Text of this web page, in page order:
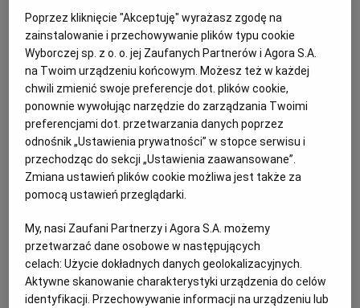
OLSZTYN
OPOLE
PŁOCK
POZNAŃ
RYBNIK
DZIECKO
ZDROWIE
POGODA
PODRÓŻE
FORUM
250 g makaronu, np. orecchiettte lub innego
drobnego makaronu
sól
pół szklanki czarnych oliwek
ząbek czosnku
1/4 papryczki chilli
oliwa
łyżka kaparów
Poprzez kliknięcie "Akceptuję" wyrażasz zgodę na
zainstalowanie i przechowywanie plików typu cookie
Wyborczej sp. z o. o. jej Zaufanych Partnerów i Agora S.A.
na Twoim urządzeniu końcowym. Możesz też w każdej
chwili zmienić swoje preferencje dot. plików cookie,
ponownie wywołując narzędzie do zarządzania Twoimi
preferencjami dot. przetwarzania danych poprzez
odnośnik „Ustawienia prywatności” w stopce serwisu i
przechodząc do sekcji „Ustawienia zaawansowane”.
Zmiana ustawień plików cookie możliwa jest także za
pomocą ustawień przeglądarki.
My, nasi Zaufani Partnerzy i Agora S.A. możemy
przetwarzać dane osobowe w następujących
celach:Użycie dokładnych danych geolokalizacyjnych.
Aktywne skanowanie charakterystyki urządzenia do celów
identyfikacji. Przechowywanie informacji na urządzeniu lub